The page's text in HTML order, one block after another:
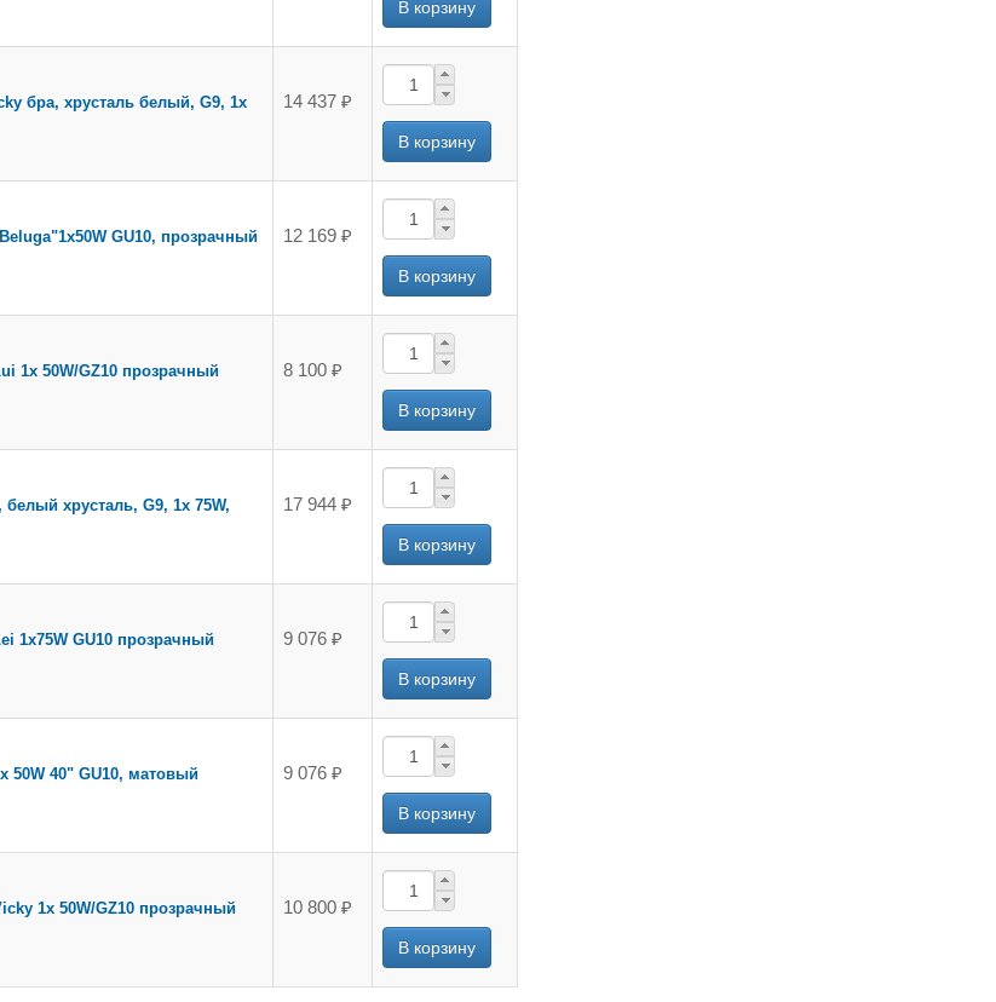
бра, хрусталь белый, G9, 1x
14 437 ₽
GU10, прозрачный
12 169 ₽
1х 50W/GZ10 прозрачный
8 100 ₽
хрусталь, G9, 1x 75W,
17 944 ₽
1x75W GU10 прозрачный
9 076 ₽
50W 40" GU10, матовый
9 076 ₽
1х 50W/GZ10 прозрачный
10 800 ₽